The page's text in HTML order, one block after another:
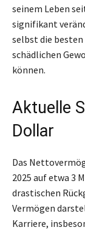
seinem Leben
signifikant
selbst die
schädlichen
können.
Aktuelle
Dollar
Das
2025 auf etwa 3
drastischen
Vermögen
Karriere,